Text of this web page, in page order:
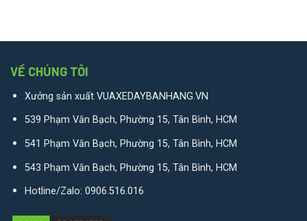
VỀ CHÚNG TÔI
Xưởng sản xuất VUAXEDAYBANHANG.VN
539 Phạm Văn Bạch, Phường 15, Tân Bình, HCM
541 Phạm Văn Bạch, Phường 15, Tân Bình, HCM
543 Phạm Văn Bạch, Phường 15, Tân Bình, HCM
Hotline/Zalo: 0906.516.016